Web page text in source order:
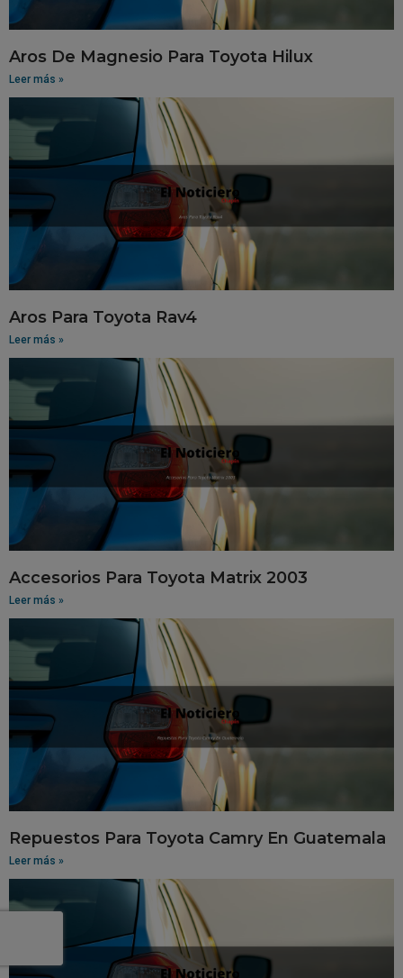
Aros De Magnesio Para Toyota Hilux
Leer más »
Aros Para Toyota Rav4
Leer más »
Accesorios Para Toyota Matrix 2003
Leer más »
Repuestos Para Toyota Camry En Guatemala
Leer más »